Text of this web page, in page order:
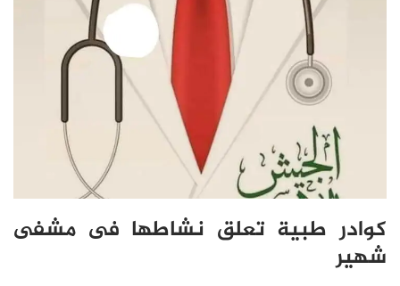
كوادر طبية تعلق نشاطها فى مشفى
شهير